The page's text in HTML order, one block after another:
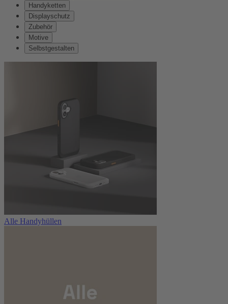
Handyketten
Displayschutz
Zubehör
Motive
Selbstgestalten
Alle Handyhüllen